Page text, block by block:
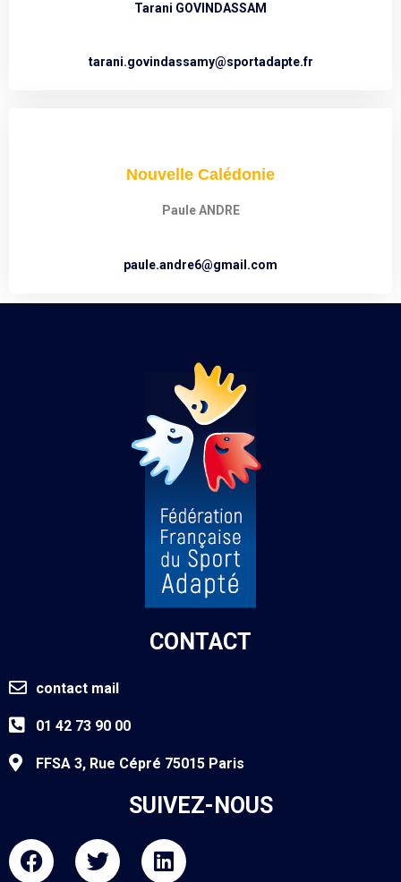
Tarani GOVINDASSAM
tarani.govindassamy@sportadapte.fr
Nouvelle Calédonie
Paule ANDRE
paule.andre6@gmail.com
CONTACT
contact mail
01 42 73 90 00
FFSA 3, Rue Cépré 75015 Paris
SUIVEZ-NOUS
F
a
T
w
L
i